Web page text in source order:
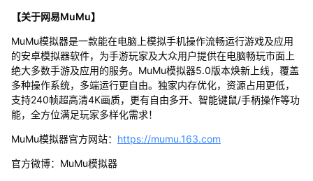
【关于网易MuMu】
MuMu模拟器是一款能在电脑上模拟手机操作流畅运行游戏及应用
的安卓模拟器软件，为手游玩家及大众用户提供在电脑畅玩市面上
绝大多数手游及应用的服务。MuMu模拟器5.0版本焕新上线，覆盖
多种操作系统，多端运行更自由。独家内存优化，资源占用更低，
支持240帧超高清4K画质，更有自由多开、智能键鼠/手柄操作等功
能，全方位满足玩家多样化需求！
MuMu模拟器官方网站： https://mumu.163.com
官方微博：MuMu模拟器